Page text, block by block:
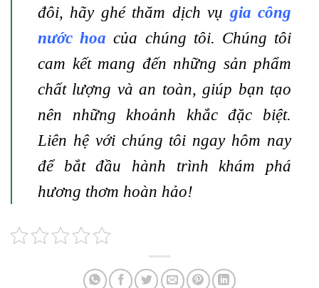
đôi, hãy ghé thăm dịch vụ gia công
nước hoa của chúng tôi. Chúng tôi
cam kết mang đến những sản phẩm
chất lượng và an toàn, giúp bạn tạo
nên những khoảnh khắc đặc biệt.
Liên hệ với chúng tôi ngay hôm nay
để bắt đầu hành trình khám phá
hương thơm hoàn hảo!